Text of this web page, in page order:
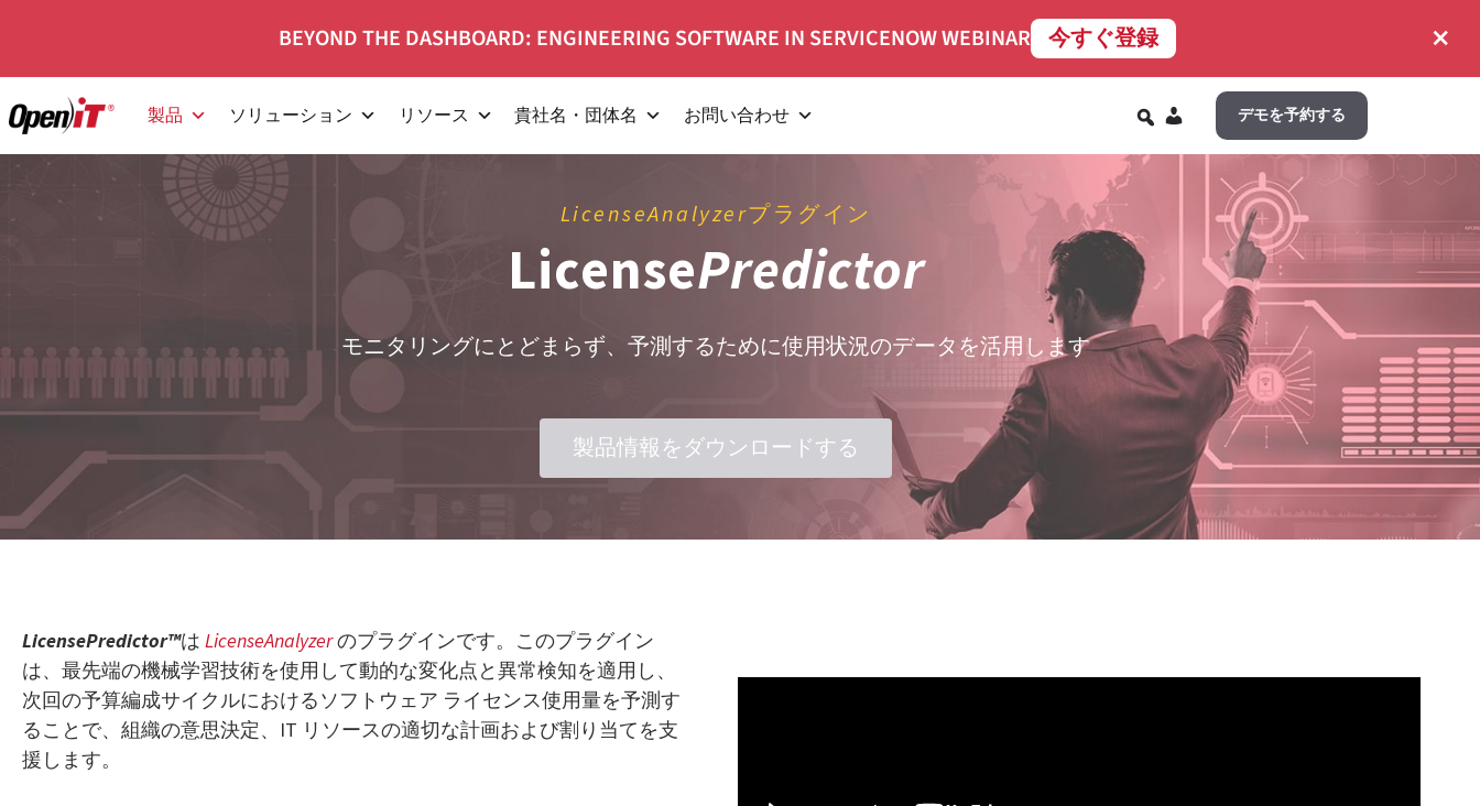
ン
ツ
BEYOND THE DASHBOARD: ENGINEERING SOFTWARE IN SERVICENOW WEBINAR 今すぐ登録 ×
製品 ソリューション リソース 貴社名・団体名 お問い合わせ デモを予約する
LicenseAnalyzerプラグイン
LicensePredictor
モニタリングにとどまらず、予測するために使用状況のデータを活用します
製品情報をダウンロードする
LicensePredictor™は LicenseAnalyzerのプラグインです。このプラグイン
は、最先端の機械学習技術を使用して動的な変化点と異常検知を適用し、
次回の予算編成サイクルにおけるソフトウェア ライセンス使用量を予測す
ることで、組織の意思決定、IT リソースの適切な計画および割り当てを支
援します。